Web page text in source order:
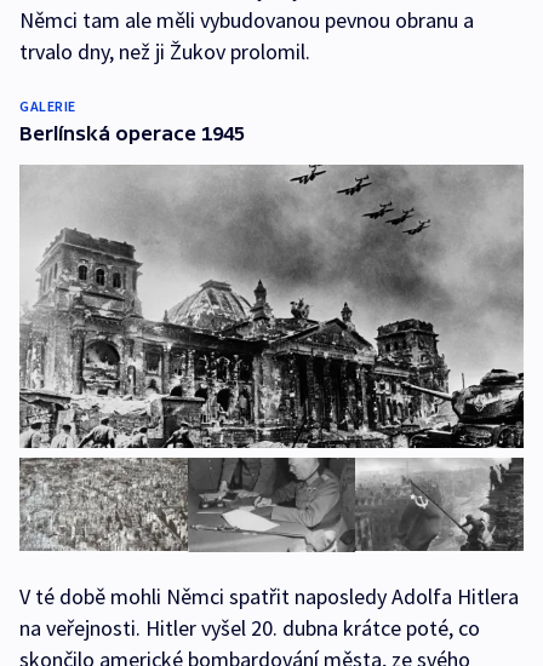
Němci tam ale měli vybudovanou pevnou obranu a
trvalo dny, než ji Žukov prolomil.
GALERIE
Berlínská operace 1945
V té době mohli Němci spatřit naposledy Adolfa Hitlera
na veřejnosti. Hitler vyšel 20. dubna krátce poté, co
skončilo americké bombardování města, ze svého